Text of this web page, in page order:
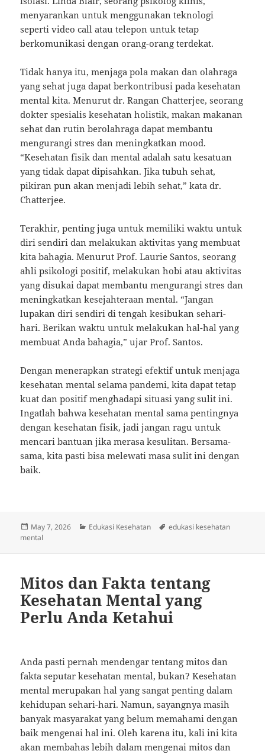
menyarankan untuk menggunakan teknologi
seperti video call atau telepon untuk tetap
berkomunikasi dengan orang-orang terdekat.
Tidak hanya itu, menjaga pola makan dan olahraga
yang sehat juga dapat berkontribusi pada kesehatan
mental kita. Menurut dr. Rangan Chatterjee, seorang
dokter spesialis kesehatan holistik, makan makanan
sehat dan rutin berolahraga dapat membantu
mengurangi stres dan meningkatkan mood.
“Kesehatan fisik dan mental adalah satu kesatuan
yang tidak dapat dipisahkan. Jika tubuh sehat,
pikiran pun akan menjadi lebih sehat,” kata dr.
Chatterjee.
Terakhir, penting juga untuk memiliki waktu untuk
diri sendiri dan melakukan aktivitas yang membuat
kita bahagia. Menurut Prof. Laurie Santos, seorang
ahli psikologi positif, melakukan hobi atau aktivitas
yang disukai dapat membantu mengurangi stres dan
meningkatkan kesejahteraan mental. “Jangan
lupakan diri sendiri di tengah kesibukan sehari-
hari. Berikan waktu untuk melakukan hal-hal yang
membuat Anda bahagia,” ujar Prof. Santos.
Dengan menerapkan strategi efektif untuk menjaga
kesehatan mental selama pandemi, kita dapat tetap
kuat dan positif menghadapi situasi yang sulit ini.
Ingatlah bahwa kesehatan mental sama pentingnya
dengan kesehatan fisik, jadi jangan ragu untuk
mencari bantuan jika merasa kesulitan. Bersama-
sama, kita pasti bisa melewati masa sulit ini dengan
baik.
Posted
on
May 7, 2026 Categories
Edukasi Kesehatan Tags
edukasi kesehatan
mental
Mitos dan Fakta tentang
Kesehatan Mental yang
Perlu Anda Ketahui
Anda pasti pernah mendengar tentang mitos dan
fakta seputar kesehatan mental, bukan? Kesehatan
mental merupakan hal yang sangat penting dalam
kehidupan sehari-hari. Namun, sayangnya masih
banyak masyarakat yang belum memahami dengan
baik mengenai hal ini. Oleh karena itu, kali ini kita
akan membahas lebih dalam mengenai mitos dan